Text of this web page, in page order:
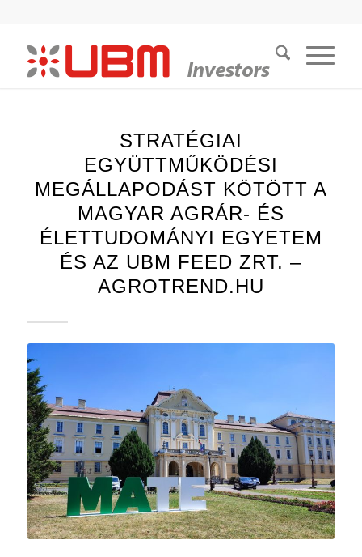
STRATÉGIAI
EGYÜTTMŰKÖDÉSI
MEGÁLLAPODÁST KÖTÖTT A
MAGYAR AGRÁR- ÉS
ÉLETTUDOMÁNYI EGYETEM
ÉS AZ UBM FEED ZRT. –
AGROTREND.HU